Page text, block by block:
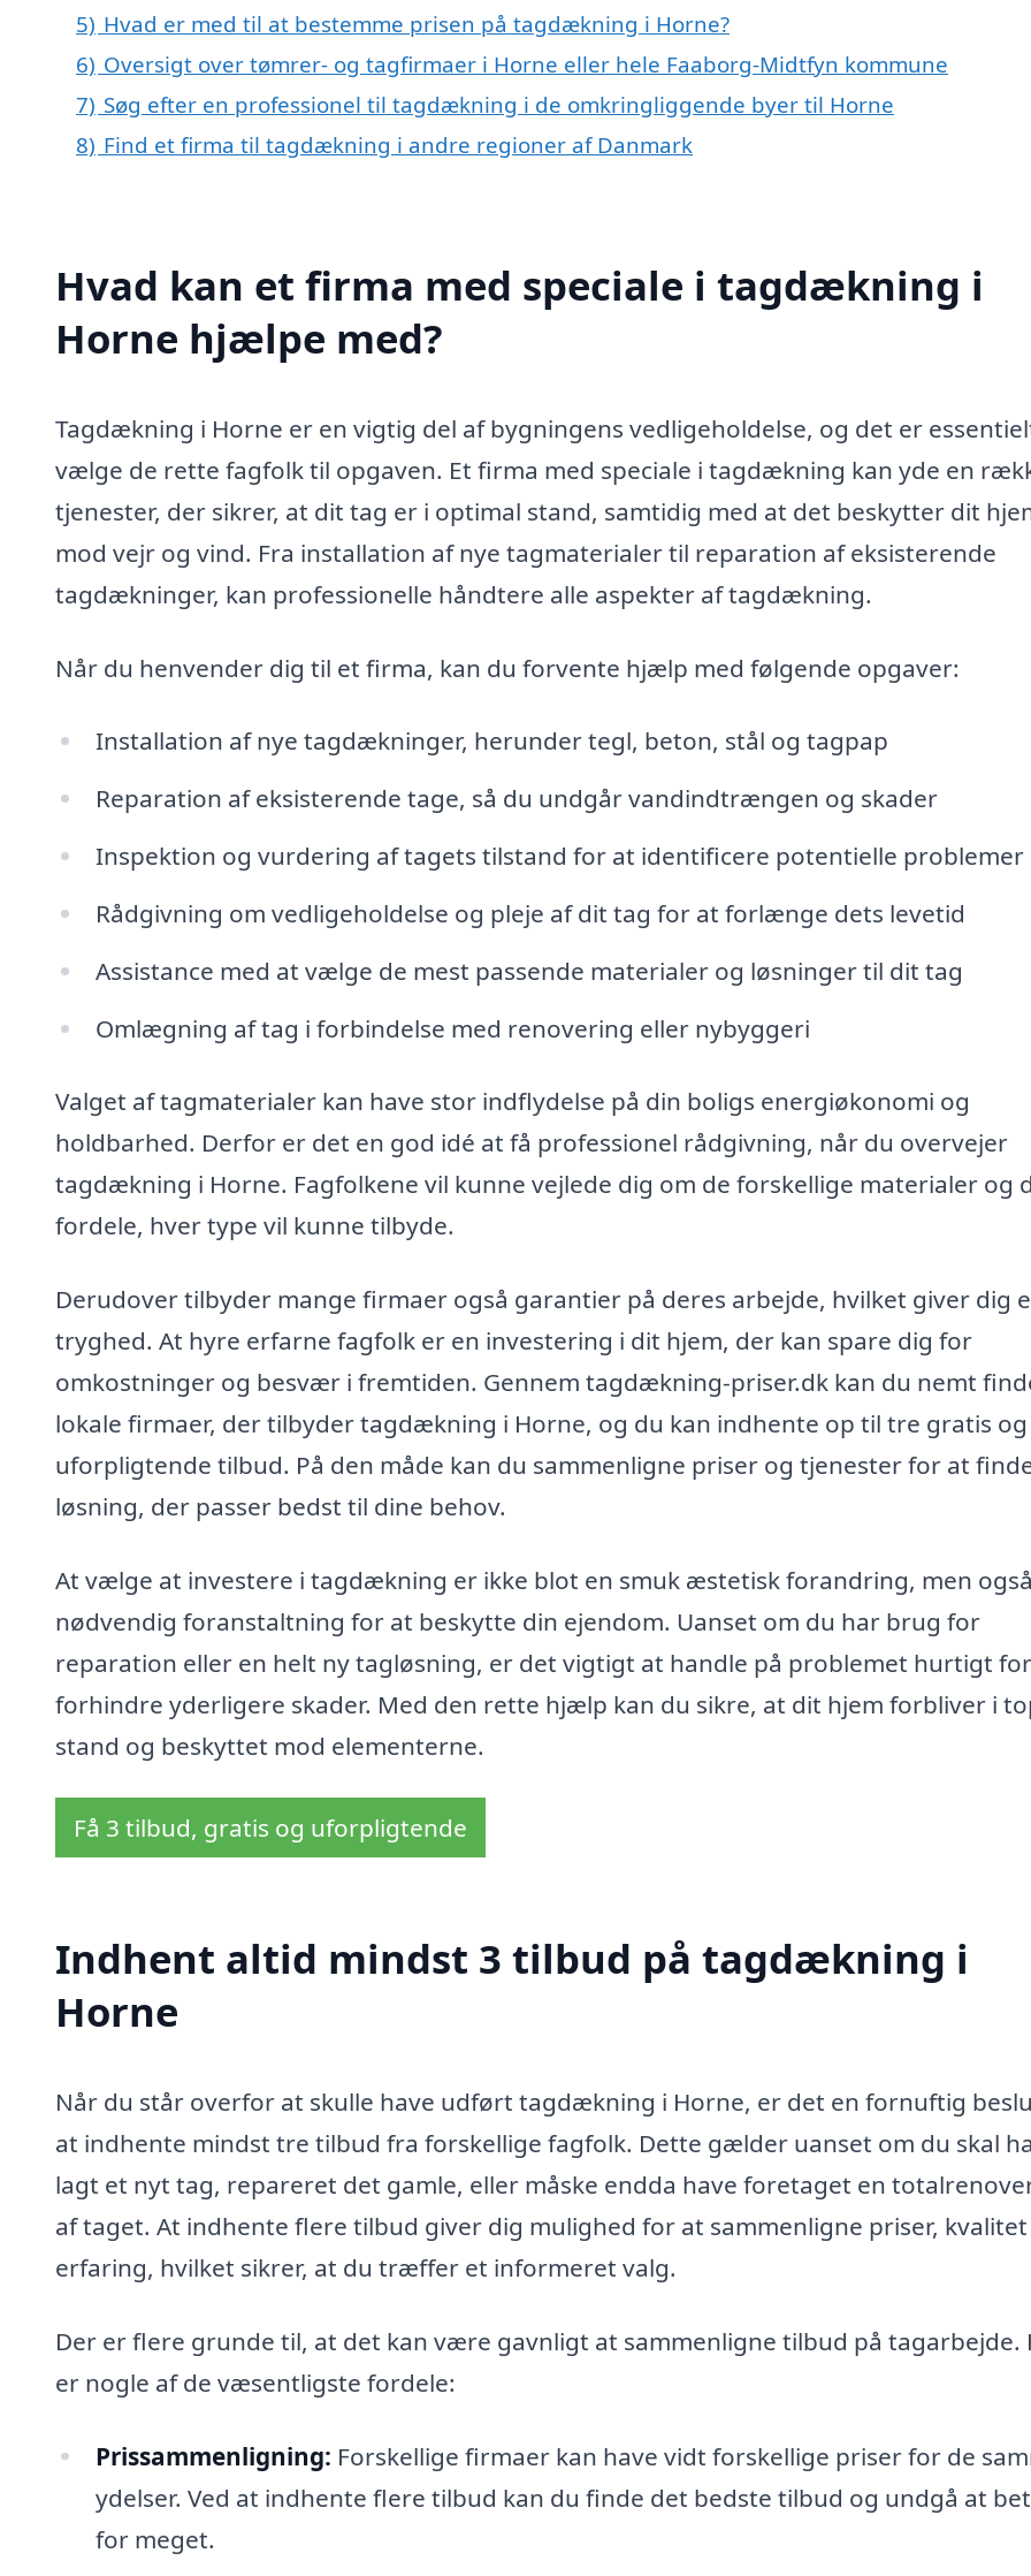
5) Hvad er med til at bestemme prisen på tagdækning i Horne?
6) Oversigt over tømrer- og tagfirmaer i Horne eller hele Faaborg-Midtfyn kommune
7) Søg efter en professionel til tagdækning i de omkringliggende byer til Horne
8) Find et firma til tagdækning i andre regioner af Danmark
Hvad kan et firma med speciale i tagdækning i
Horne hjælpe med?
Tagdækning i Horne er en vigtig del af bygningens vedligeholdelse, og det er
vælge de rette fagfolk til opgaven. Et firma med speciale i tagdækning kan yde en
tjenester, der sikrer, at dit tag er i optimal stand, samtidig med at det beskytter dit
mod vejr og vind. Fra installation af nye tagmaterialer til reparation af eksisterende
tagdækninger, kan professionelle håndtere alle aspekter af tagdækning.
Når du henvender dig til et firma, kan du forvente hjælp med følgende opgaver:
Installation af nye tagdækninger, herunder tegl, beton, stål og tagpap
Reparation af eksisterende tage, så du undgår vandindtrængen og skader
Inspektion og vurdering af tagets tilstand for at identificere potentielle problemer
Rådgivning om vedligeholdelse og pleje af dit tag for at forlænge dets levetid
Assistance med at vælge de mest passende materialer og løsninger til dit tag
Omlægning af tag i forbindelse med renovering eller nybyggeri
Valget af tagmaterialer kan have stor indflydelse på din boligs energiøkonomi og
holdbarhed. Derfor er det en god idé at få professionel rådgivning, når du overvejer
tagdækning i Horne. Fagfolkene vil kunne vejlede dig om de forskellige materialer og
fordele, hver type vil kunne tilbyde.
Derudover tilbyder mange firmaer også garantier på deres arbejde, hvilket giver dig
tryghed. At hyre erfarne fagfolk er en investering i dit hjem, der kan spare dig for
omkostninger og besvær i fremtiden. Gennem tagdækning-priser.dk kan du nemt
lokale firmaer, der tilbyder tagdækning i Horne, og du kan indhente op til tre gratis og
uforpligtende tilbud. På den måde kan du sammenligne priser og tjenester for at
løsning, der passer bedst til dine behov.
At vælge at investere i tagdækning er ikke blot en smuk æstetisk forandring, men
nødvendig foranstaltning for at beskytte din ejendom. Uanset om du har brug for
reparation eller en helt ny tagløsning, er det vigtigt at handle på problemet hurtigt
forhindre yderligere skader. Med den rette hjælp kan du sikre, at dit hjem forbliver i
stand og beskyttet mod elementerne.
Få 3 tilbud, gratis og uforpligtende
Indhent altid mindst 3 tilbud på tagdækning i
Horne
Når du står overfor at skulle have udført tagdækning i Horne, er det en fornuftig
at indhente mindst tre tilbud fra forskellige fagfolk. Dette gælder uanset om du skal
lagt et nyt tag, repareret det gamle, eller måske endda have foretaget en
af taget. At indhente flere tilbud giver dig mulighed for at sammenligne priser,
erfaring, hvilket sikrer, at du træffer et informeret valg.
Der er flere grunde til, at det kan være gavnligt at sammenligne tilbud på tagarbejde.
er nogle af de væsentligste fordele:
Prissammenligning: Forskellige firmaer kan have vidt forskellige priser for de
ydelser. Ved at indhente flere tilbud kan du finde det bedste tilbud og undgå at
for meget.